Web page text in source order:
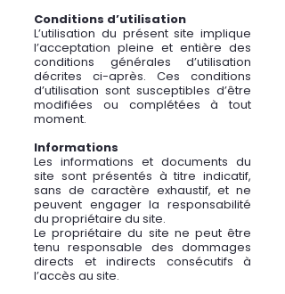
Conditions d’utilisation
L’utilisation du présent site implique
l’acceptation pleine et entière des
conditions générales d’utilisation
décrites ci-après. Ces conditions
d’utilisation sont susceptibles d’être
modifiées ou complétées à tout
moment.
Informations
Les informations et documents du
site sont présentés à titre indicatif,
sans de caractère exhaustif, et ne
peuvent engager la responsabilité
du propriétaire du site.
Le propriétaire du site ne peut être
tenu responsable des dommages
directs et indirects consécutifs à
l’accès au site.